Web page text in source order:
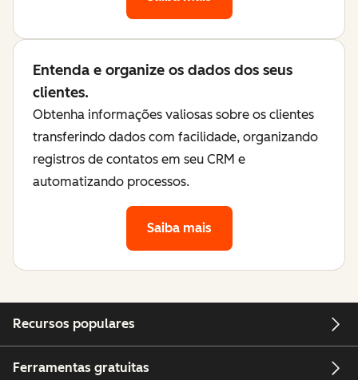
Entenda e organize os dados dos seus
clientes.
Obtenha informações valiosas sobre os clientes
transferindo dados com facilidade, organizando
registros de contatos em seu CRM e
automatizando processos.
Saiba mais
Recursos populares
Ferramentas gratuitas